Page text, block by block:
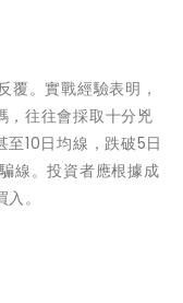
覆。實戰經驗表明，
，往往會採取十分兇
10日均線，跌破5日
線。投資者應根據成
。